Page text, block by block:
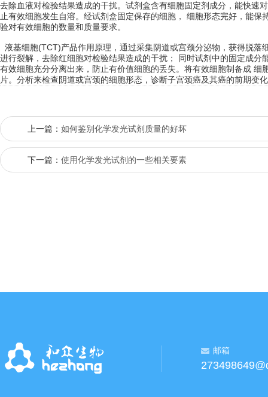
去除血液对检验结果造成的干扰。试剂盒含有细胞固定剂成分，能快速
止有效细胞发生自溶。经试剂盒固定保存的细胞， 细胞形态完好，能
验对有效细胞的数量和质量要求。
液基细胞(TCT)产品作用原理，通过采集阴道或宫颈分泌物，获得脱
进行裂解，去除红细胞对检验结果造成的干扰； 同时试剂中的固定成
有效细胞充分分离出来，防止有价值细胞的丢失。将有效细胞制备成
片。分析来检查阴道或宫颈的细胞形态，诊断子宫颈癌及其癌的前期变
上一篇： 如何鉴别化学发光试剂质量的好坏
下一篇： 使用化学发光试剂的一些相关要素
邮箱